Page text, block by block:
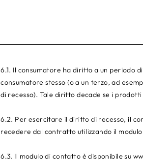
6.1. Il consumatore ha diritto a un periodo
consumatore stesso (o a un terzo, ad
di recesso). Tale diritto decade se i
6.2. Per esercitare il diritto di recesso, il
recedere dal contratto utilizzando il
6.3. Il modulo di contatto è disponibile su